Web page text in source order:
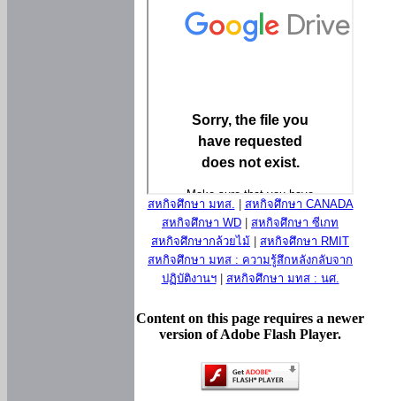
สหกิจศึกษา มทส.
สหกิจศึกษา CANADA
สหกิจศึกษา WD
สหกิจศึกษา ซีเกท
สหกิจศึกษากล้วยไม้
สหกิจศึกษา RMIT
สหกิจศึกษา มทส : ความรู้สึกหลังกลับจาก
ปฏิบัติงานฯ| สหกิจศึกษา มทส : นศ.
Content on this page requires a newer
version of Adobe Flash Player.